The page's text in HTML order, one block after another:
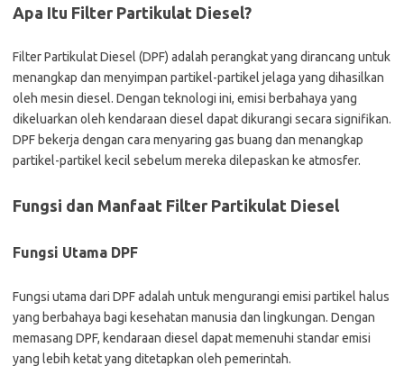
Apa Itu Filter Partikulat Diesel?
Filter Partikulat Diesel (DPF) adalah perangkat yang dirancang untuk
menangkap dan menyimpan partikel-partikel jelaga yang dihasilkan
oleh mesin diesel. Dengan teknologi ini, emisi berbahaya yang
dikeluarkan oleh kendaraan diesel dapat dikurangi secara signifikan.
DPF bekerja dengan cara menyaring gas buang dan menangkap
partikel-partikel kecil sebelum mereka dilepaskan ke atmosfer.
Fungsi dan Manfaat Filter Partikulat Diesel
Fungsi Utama DPF
Fungsi utama dari DPF adalah untuk mengurangi emisi partikel halus
yang berbahaya bagi kesehatan manusia dan lingkungan. Dengan
memasang DPF, kendaraan diesel dapat memenuhi standar emisi
yang lebih ketat yang ditetapkan oleh pemerintah.